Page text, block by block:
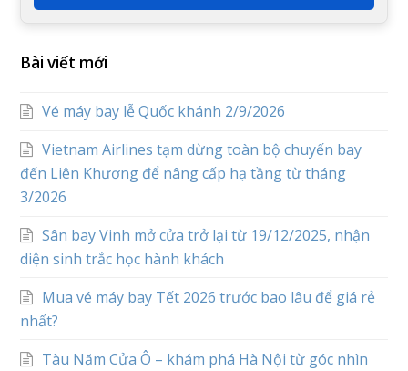
Bài viết mới
Vé máy bay lễ Quốc khánh 2/9/2026
Vietnam Airlines tạm dừng toàn bộ chuyến bay
đến Liên Khương để nâng cấp hạ tầng từ tháng
3/2026
Sân bay Vinh mở cửa trở lại từ 19/12/2025, nhận
diện sinh trắc học hành khách
Mua vé máy bay Tết 2026 trước bao lâu để giá rẻ
nhất?
Tàu Năm Cửa Ô – khám phá Hà Nội từ góc nhìn